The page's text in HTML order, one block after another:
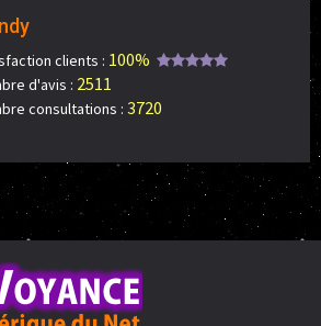
clients : 100%
d'avis : 2511
consultations : 3720